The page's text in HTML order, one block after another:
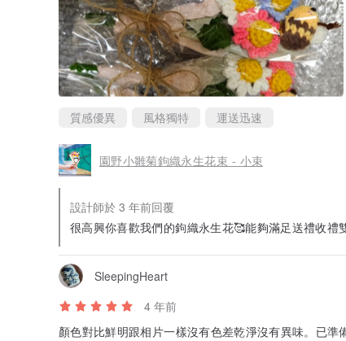
質感優異 風格獨特 運送迅速
園野小雛菊鉤織永生花束 - 小束
設計師於 3 年前回覆
很高興你喜歡我們的鉤織永生花🥰能夠滿足送禮收禮
SleepingHeart
4 年前
顏色對比鮮明跟相片一樣沒有色差乾淨沒有異味。已